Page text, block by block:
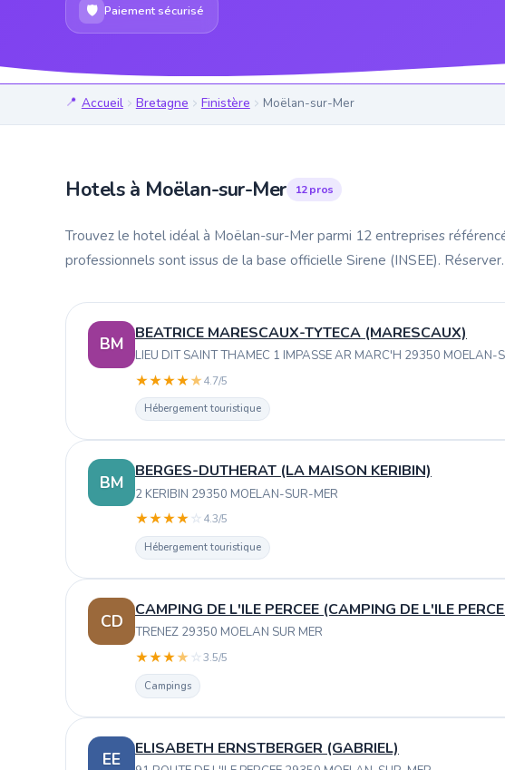
🛡 Paiement sécurisé
Accueil Bretagne Finistère Moëlan-sur-Mer
Hotels à Moëlan-sur-Mer 12 pros
Trouvez le hotel idéal à Moëlan-sur-Mer parmi 12 entreprises
professionnels sont issus de la base officielle Sirene (INSEE). Réserver.
BM
BEATRICE MARESCAUX-TYTECA (MARESCAUX)
LIEU DIT SAINT THAMEC 1 IMPASSE AR MARC'H 29350 MOELAN-
★★★★★4.7/5
Hébergement touristique
BM
BERGES-DUTHERAT (LA MAISON KERIBIN)
2 KERIBIN 29350 MOELAN-SUR-MER
★★★★ ☆ 4.3/5
Hébergement touristique
CD
CAMPING DE L'ILE PERCEE (CAMPING DE L'ILE
TRENEZ 29350 MOELAN SUR MER
★★★★ ☆3.5/5
Campings
EE
ELISABETH ERNSTBERGER (GABRIEL)